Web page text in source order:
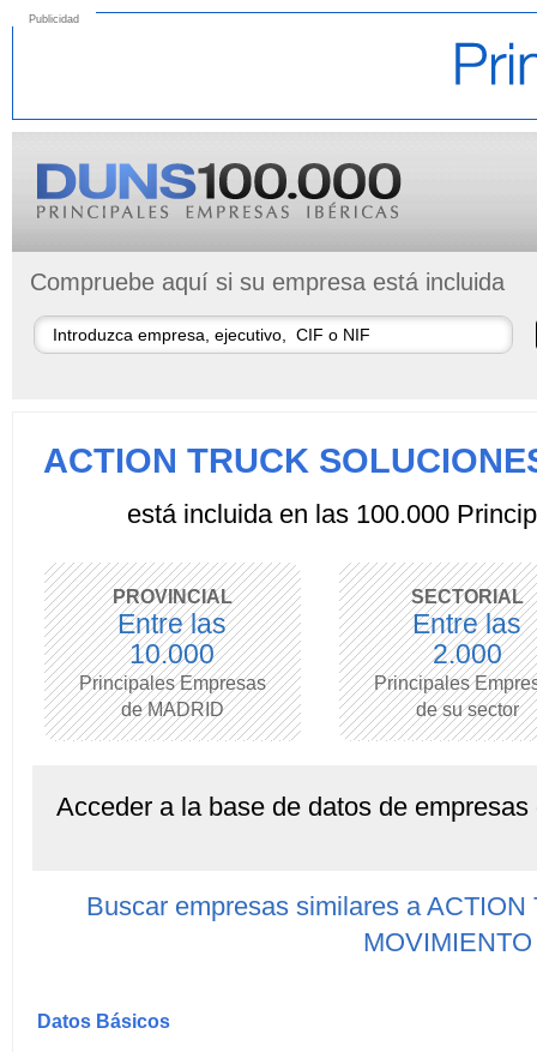
Publicidad
Compruebe aquí si su empresa está incluida
ACTION TRUCK
está incluida en las 100.000
PROVINCIAL
Entre las
10.000
Principales Empresas
de MADRID
SECTORIAL
Entre las
2.000
Principales
de su sector
Acceder a la base de datos de
Buscar empresas similares a
Datos Básicos